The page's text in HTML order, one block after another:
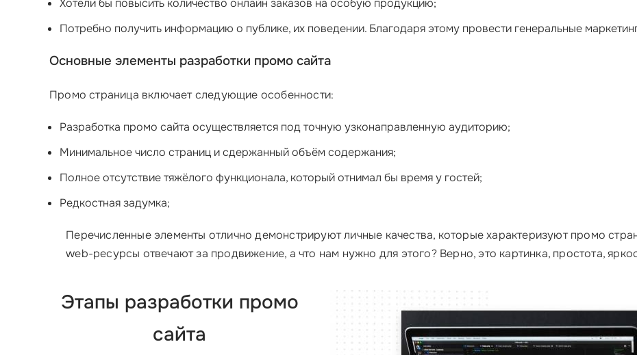
Хотели бы повысить количество онлайн заказов на особую продукцию;
Потребно получить информацию о публике, их поведении. Благодаря этому провести генеральные
Основные элементы разработки промо сайта
Промо страница включает следующие особенности:
Разработка промо сайта осуществляется под точную узконаправленную аудиторию;
Минимальное число страниц и сдержанный объём содержания;
Полное отсутствие тяжёлого функционала, который отнимал бы время у гостей;
Редкостная задумка;
Перечисленные элементы отлично демонстрируют личные качества, которые характеризуют промо
web-ресурсы отвечают за продвижение, а что нам нужно для этого? Верно, это картинка, простота,
Этапы разработки промо
сайта